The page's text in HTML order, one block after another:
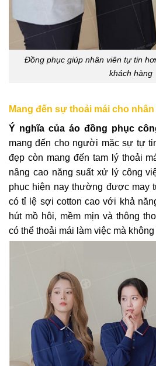
Đồng phục giúp nhân viên tự tin
khách hàng
Mang đến sự thoải mái cho
Ý nghĩa của áo đồng phục
mang đến cho người mặc sự tự
đẹp còn mang đến tam lý thoải
nâng cao năng suất xử lý công
phục hiện nay thường được may
có tỉ lệ sợi cotton cao với khả
hút mồ hôi, mềm mịn và thông
có thể thoải mái làm việc mà